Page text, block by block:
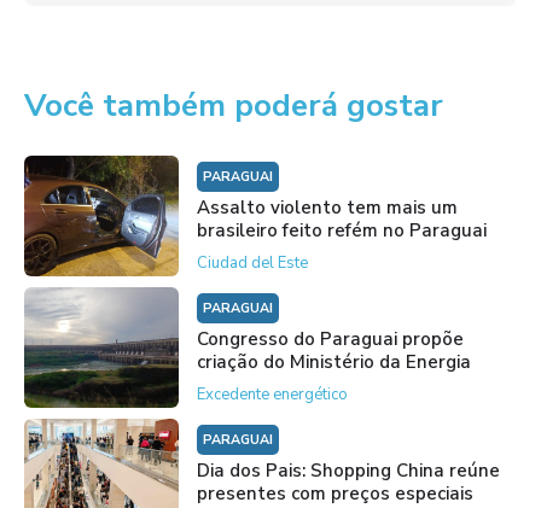
Você também poderá gostar
PARAGUAI
Assalto violento tem mais um
brasileiro feito refém no Paraguai
Ciudad del Este
PARAGUAI
Congresso do Paraguai propõe
criação do Ministério da Energia
Excedente energético
PARAGUAI
Dia dos Pais: Shopping China reúne
presentes com preços especiais